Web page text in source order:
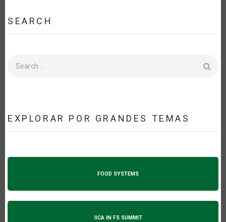
SEARCH
EXPLORAR POR GRANDES TEMAS
FOOD SYSTEMS
IICA IN FS SUMMIT